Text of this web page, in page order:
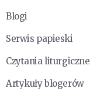
Blogi
Serwis papieski
Czytania liturgiczne
Artykuły blogerów